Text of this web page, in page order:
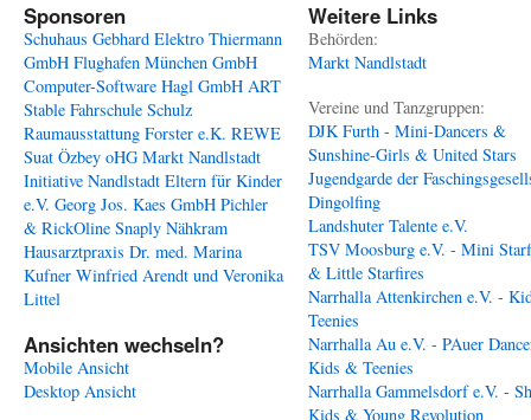
Sponsoren
Schuhaus Gebhard Elektro Thiermann
GmbH Flughafen München GmbH
Computer-Software Hagl GmbH ART
Stable Fahrschule Schulz
Raumausstattung Forster e.K. REWE
Suat Özbey oHG Markt Nandlstadt
Initiative Nandlstadt Eltern für Kinder
e.V. Georg Jos. Kaes GmbH Pichler
& RickOline Snaply Nähkram
Hausarztpraxis Dr. med. Marina
Kufner Winfried Arendt und Veronika
Littel
Ansichten wechseln?
Mobile Ansicht
Desktop Ansicht
Weitere Links
Behörden:
Markt Nandlstadt
Vereine und Tanzgruppen:
DJK Furth - Mini-Dancers &
Sunshine-Girls & United Stars
Jugendgarde der
Dingolfing
Landshuter Talente e.V.
TSV Moosburg e.V. - Mini
& Little Starfires
Narrhalla Attenkirchen e.V. -
Teenies
Narrhalla Au e.V. - PAuer
Kids & Teenies
Narrhalla Gammelsdorf e.V. -
Kids & Young Revolution